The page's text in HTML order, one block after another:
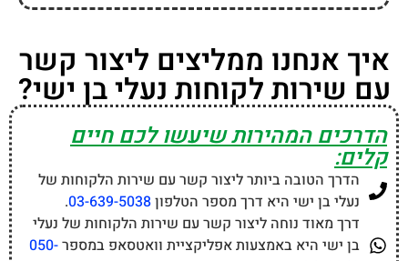
איך אנחנו ממליצים ליצור קשר
עם שירות לקוחות נעלי בן ישי?
הדרכים המהירות שיעשו לכם חיים
קלים:
הדרך הטובה ביותר ליצור קשר עם שירות הלקוחות של
נעלי בן ישי היא דרך מספר הטלפון03-639-5038
.
דרך מאוד נוחה ליצור קשר עם שירות הלקוחות של נעלי
בן ישי היא באמצעות אפליקציית וואטסאפ במספר050-